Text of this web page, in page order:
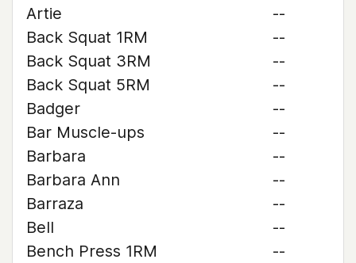
Artie
--
Back Squat 1RM
--
Back Squat 3RM
--
Back Squat 5RM
--
Badger
--
Bar Muscle-ups
--
Barbara
--
Barbara Ann
--
Barraza
--
Bell
--
Bench Press 1RM
--